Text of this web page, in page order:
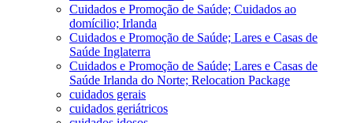
Cuidados e Promoção de Saúde; Cuidados ao
domícilio; Irlanda
Cuidados e Promoção de Saúde; Lares e Casas de
Saúde Inglaterra
Cuidados e Promoção de Saúde; Lares e Casas de
Saúde Irlanda do Norte; Relocation Package
cuidados gerais
cuidados geriátricos